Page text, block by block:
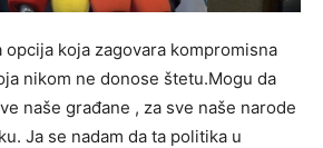
opcija koja zagovara kompromisna
nikom ne donose štetu.Mogu da
naše građane , za sve naše narode
Ja se nadam da ta politika u